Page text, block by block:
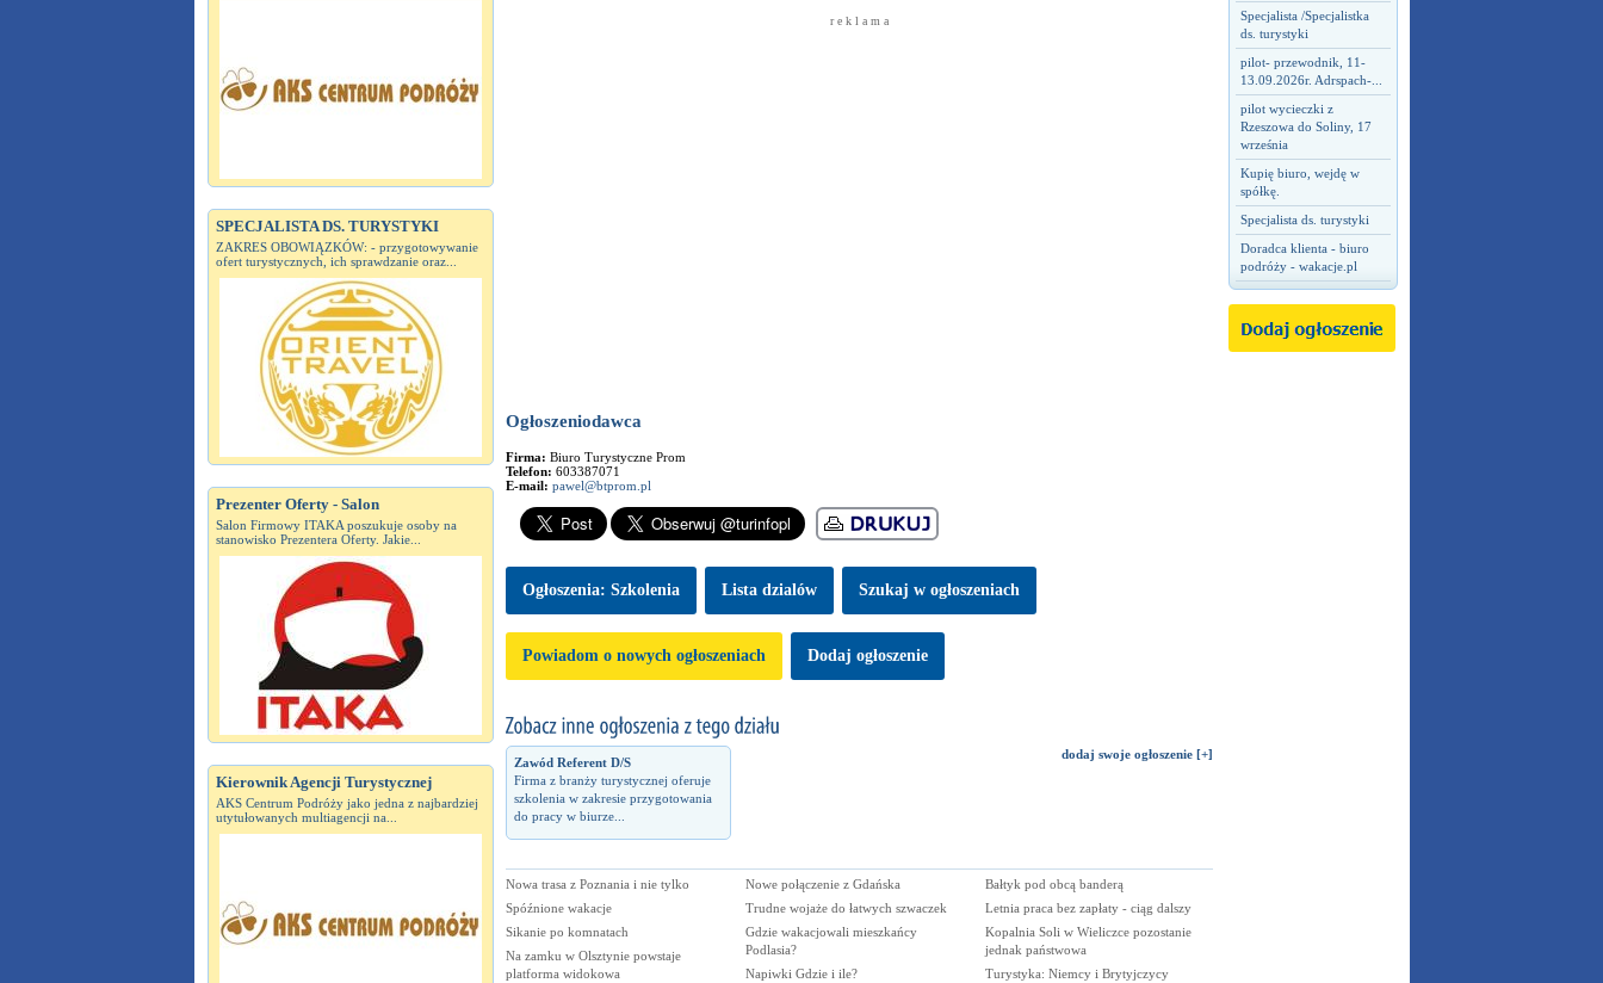
SPECJALISTA DS. TURYSTYKI
ZAKRES OBOWIĄZKÓW: - przygotowywanie
ofert turystycznych, ich sprawdzanie oraz...
Prezenter Oferty - Salon
Salon Firmowy ITAKA poszukuje osoby na
stanowisko Prezentera Oferty. Jakie...
Kierownik Agencji Turystycznej
AKS Centrum Podróży jako jedna z najbardziej
utytułowanych multiagencji na...
Specjalista /Specjalistka
ds. turystyki
pilot- przewodnik, 11-
13.09.2026r. Adrspach-...
pilot wycieczki z
Rzeszowa do Soliny, 17
września
Kupię biuro, wejdę w
spółkę.
Specjalista ds. turystyki
Doradca klienta - biuro
podróży - wakacje.pl
r e k l a m a
Ogłoszeniodawca
Firma: Biuro Turystyczne Prom
Telefon: 603387071
E-mail: pawel@btprom.pl
Ogłoszenia: Szkolenia Lista dzialów Szukaj w ogłoszeniach
Powiadom o nowych ogłoszeniach Dodaj ogłoszenie
Zawód Referent D/S
Firma z branży turystycznej oferuje
szkolenia w zakresie przygotowania
do pracy w biurze...
dodaj swoje ogłoszenie [+]
Nowa trasa z Poznania i nie tylko
Spóźnione wakacje
Sikanie po komnatach
Na zamku w Olsztynie powstaje
platforma widokowa
Nowe połączenie z Gdańska
Trudne wojaże do łatwych szwaczek
Gdzie wakacjowali mieszkańcy
Podlasia?
Napiwki Gdzie i ile?
Bałtyk pod obcą banderą
Letnia praca bez zapłaty - ciąg dalszy
Kopalnia Soli w Wieliczce pozostanie
jednak państwowa
Turystyka: Niemcy i Brytyjczycy